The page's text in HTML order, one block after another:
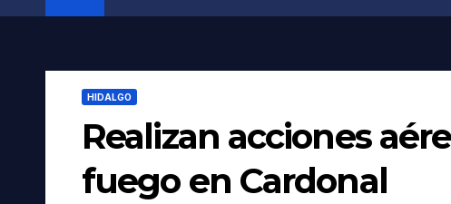
HIDALGO
Realizan acciones
fuego en Cardonal